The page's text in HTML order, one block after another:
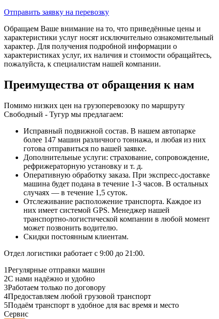
Отправить заявку на перевозку
Обращаем Ваше внимание на то, что приведённые цены и
характеристики услуг носят исключительно ознакомительный
характер. Для получения подробной информации о
характеристиках услуг, их наличия и стоимости обращайтесь,
пожалуйста, к специалистам нашей компании.
Преимущества от обращения к нам
Помимо низких цен на грузоперевозоку по маршруту
Свободный - Тугур мы предлагаем:
Исправный подвижной состав. В нашем автопарке
более 147 машин различного тоннажа, и любая из них
готова отправиться по вашей заявке.
Дополнительные услуги: страхование, сопровождение,
рефрижераторную установку и т. д.
Оперативную обработку заказа. При экспресс-доставке
машина будет подана в течение 1-3 часов. В остальных
случаях — в течение 1,5 суток.
Отслеживание расположение транспорта. Каждое из
них имеет системой GPS. Менеджер нашей
транспортно-логистической компании в любой момент
может позвонить водителю.
Скидки постоянным клиентам.
Отдел логистики работает с 9:00 до 21:00.
1Регулярные отправки машин
2С нами надёжно и удобно
3Работаем только по договору
4Предоставляем любой грузовой транспорт
5Подаём транспорт в удобное для вас время и место
Сервис